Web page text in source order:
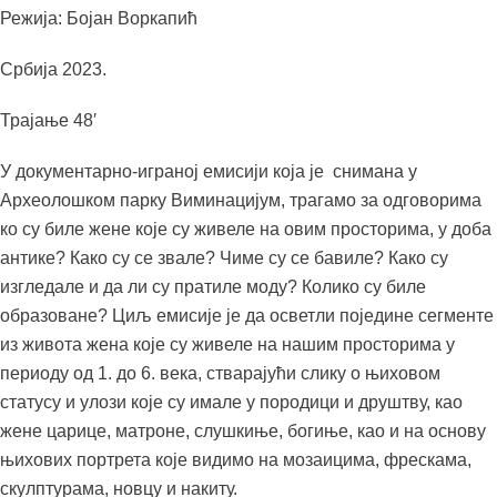
Режија: Бојан Воркапић
Србија 2023.
Трајање 48′
У документарно-играној емисији која је снимана у
Археолошком парку Виминацијум, трагамо за одговорима
ко су биле жене које су живеле на овим просторима, у доба
антике? Како су се звале? Чиме су се бавиле? Како су
изгледале и да ли су пратиле моду? Колико су биле
образоване? Циљ емисије је да осветли поједине сегменте
из живота жена које су живеле на нашим просторима у
периоду од 1. до 6. века, стварајући слику о њиховом
статусу и улози које су имале у породици и друштву, као
жене царице, матроне, слушкиње, богиње, као и на основу
њихових портрета које видимо на мозаицима, фрескама,
скулптурама, новцу и накиту.